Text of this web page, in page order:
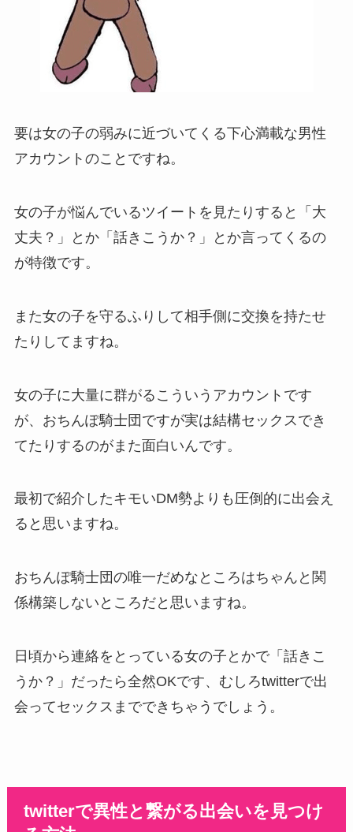
要は女の子の弱みに近づいてくる下心満載な男性
アカウントのことですね。
女の子が悩んでいるツイートを見たりすると「大
丈夫？」とか「話きこうか？」とか言ってくるの
が特徴です。
また女の子を守るふりして相手側に交換を持たせ
たりしてますね。
女の子に大量に群がるこういうアカウントです
が、おちんぽ騎士団ですが実は結構セックスでき
てたりするのがまた面白いんです。
最初で紹介したキモいDM勢よりも圧倒的に出会え
ると思いますね。
おちんぽ騎士団の唯一だめなところはちゃんと関
係構築しないところだと思いますね。
日頃から連絡をとっている女の子とかで「話きこ
うか？」だったら全然OKです、むしろtwitterで出
会ってセックスまでできちゃうでしょう。
twitterで異性と繋がる出会いを見つけ